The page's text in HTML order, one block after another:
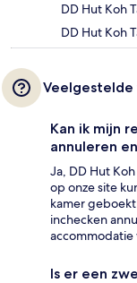
DD Hut Koh
DD Hut Koh
Veelgestelde
Kan ik mijn
annuleren
Ja, DD Hut
op onze site
kamer
inchecken
accommodatie
Is er een